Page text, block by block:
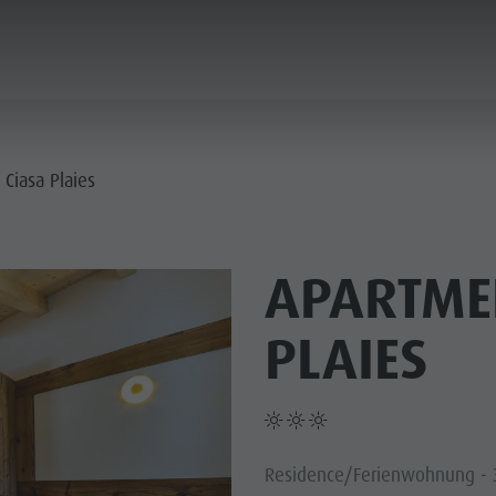
DÖRFER
KULTUR
HIGHLIGHTS
FINDEN BUCHEN
Plaies
PLAIES
Residence/Ferienwohnung -